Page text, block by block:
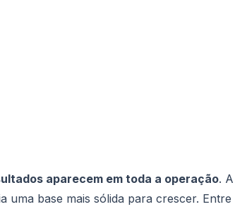
aparecem em toda a operação. A
uma base mais sólida para crescer. Entre